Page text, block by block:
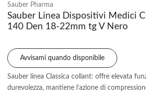
Sauber Pharma
Sauber Linea Dispositivi Medici
140 Den 18-22mm tg V Nero
Avvisami quando disponibile
Sauber linea Classica collant: offre elevata
durevolezza, mantiene l’azione di